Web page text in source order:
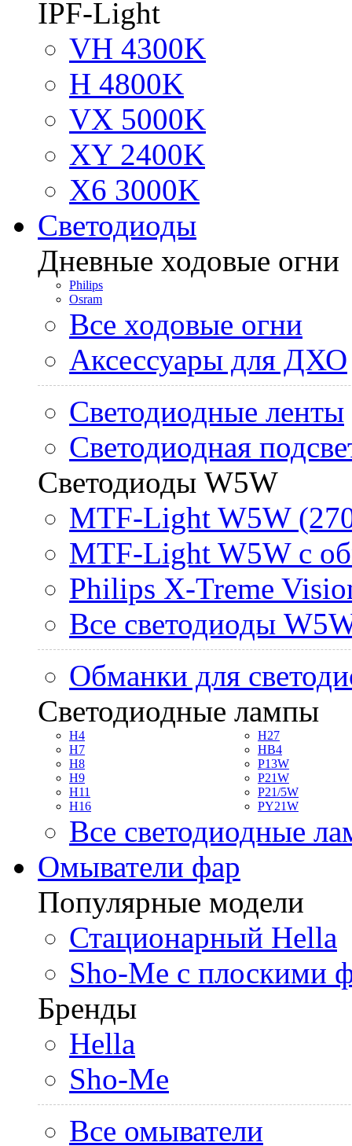
IPF-Light
VH 4300K
H 4800K
VX 5000K
XY 2400K
X6 3000K
Светодиоды
Дневные ходовые огни
Philips
Osram
Все ходовые огни
Аксессуары для ДХО
Светодиодные ленты
Светодиодная
Светодиоды W5W
MTF-Light W5W
MTF-Light W5W с
Philips X-Treme
Все светодиоды
Обманки для
Светодиодные лампы
H4
H7
H8
H9
H11
H16
H27
HB4
P13W
P21W
P21/5W
PY21W
Все светодиодные
Омыватели фар
Популярные модели
Стационарный Hella
Sho-Me с плоскими
Бренды
Hella
Sho-Me
Все омыватели